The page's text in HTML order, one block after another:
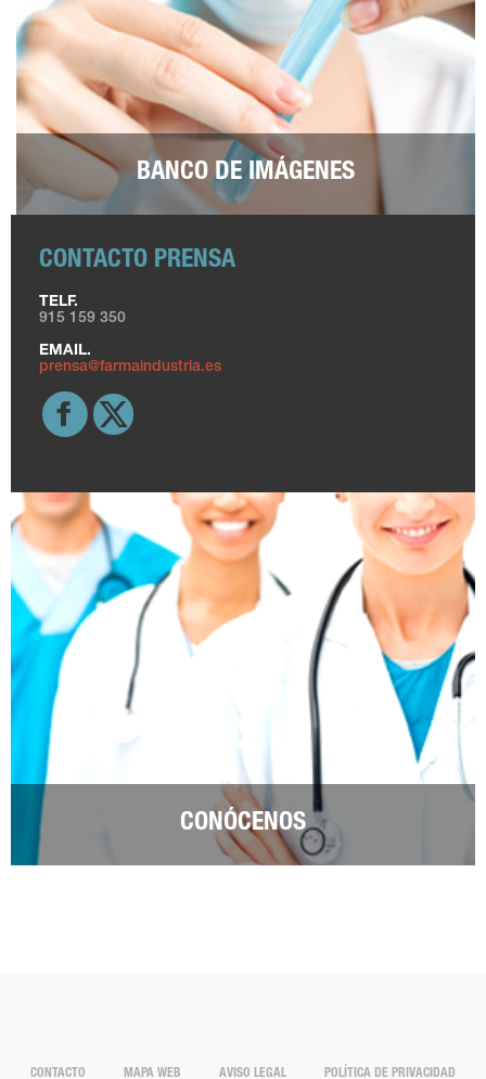
BANCO DE IMÁGENES
CONTACTO PRENSA
TELF.
915 159 350
EMAIL.
prensa@farmaindustria.es
CONÓCENOS
CONTACTO MAPA WEB AVISO LEGAL POLÍTICA DE PRIVACIDAD